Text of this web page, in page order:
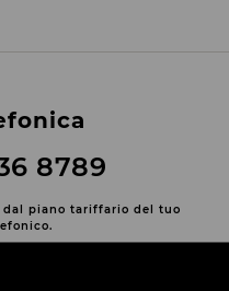
8789
piano tariffario del tuo